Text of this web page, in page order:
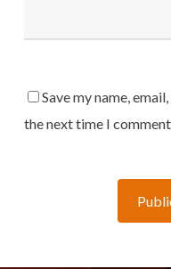
Save my name,
the next time I comment.